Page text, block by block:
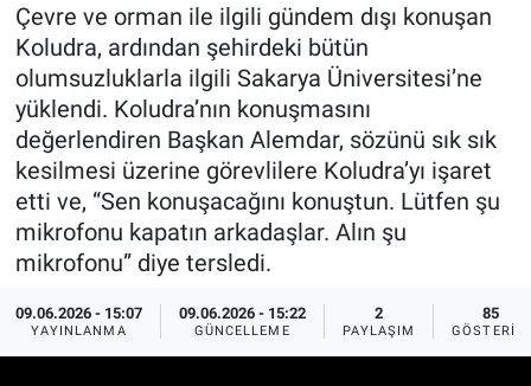
Çevre ve orman ile ilgili gündem dışı konuşan
Koludra, ardından şehirdeki bütün
olumsuzluklarla ilgili Sakarya Üniversitesi’ne
yüklendi. Koludra’nın konuşmasını
değerlendiren Başkan Alemdar, sözünü sık sık
kesilmesi üzerine görevlilere Koludra’yı işaret
etti ve, “Sen konuşacağını konuştun. Lütfen şu
mikrofonu kapatın arkadaşlar. Alın şu
mikrofonu” diye tersledi.
09.06.2026 - 15:07
YAYINLANMA
09.06.2026 - 15:22
GÜNCELLEME
2
PAYLAŞIM
85
GÖSTERIM